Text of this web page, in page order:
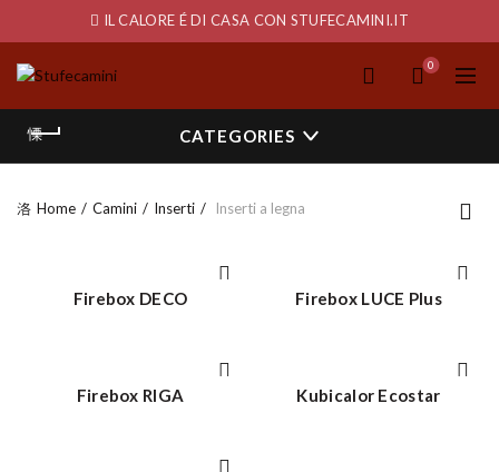
IL CALORE É DI CASA CON STUFECAMINI.IT
0
CATEGORIES
Home Camini Inserti Inserti a legna
Firebox DECO Firebox LUCE Plus
Firebox RIGA Kubicalor Ecostar